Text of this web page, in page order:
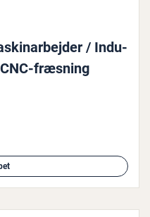
/ In­du­
fræsning